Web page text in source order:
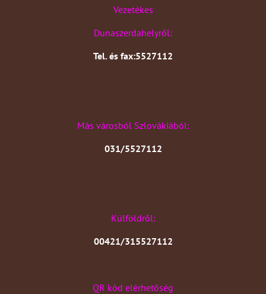
Vezetékes
Dunaszerdahelyről:
Tel. és fax:5527112
Más városból Szlovákiából:
031/5527112
Külföldről:
00421/315527112
QR kód elérhetőség